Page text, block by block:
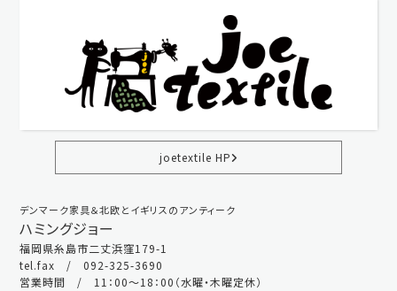
joetextile HP
デンマーク家具＆北欧とイギリスのアンティーク
ハミングジョー
福岡県糸島市二丈浜窪179-1
tel.fax / 092-325-3690
営業時間 / 11：00～18：00（水曜・木曜定休）